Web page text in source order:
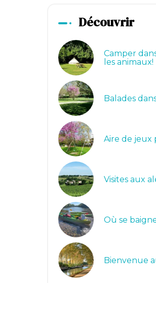
Le
Découvrir
Camper
les animaux!
Balades
Aire de jeux
Visites aux
Où se
Bienvenue